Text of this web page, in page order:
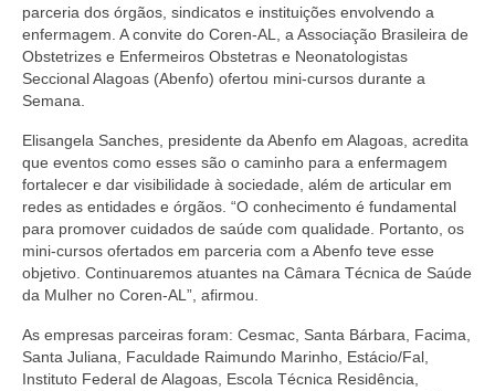
parceria dos órgãos, sindicatos e instituições envolvendo a
enfermagem. A convite do Coren-AL, a Associação Brasileira de
Obstetrizes e Enfermeiros Obstetras e Neonatologistas
Seccional Alagoas (Abenfo) ofertou mini-cursos durante a
Semana.
Elisangela Sanches, presidente da Abenfo em Alagoas, acredita
que eventos como esses são o caminho para a enfermagem
fortalecer e dar visibilidade à sociedade, além de articular em
redes as entidades e órgãos. “O conhecimento é fundamental
para promover cuidados de saúde com qualidade. Portanto, os
mini-cursos ofertados em parceria com a Abenfo teve esse
objetivo. Continuaremos atuantes na Câmara Técnica de Saúde
da Mulher no Coren-AL”, afirmou.
As empresas parceiras foram: Cesmac, Santa Bárbara, Facima,
Santa Juliana, Faculdade Raimundo Marinho, Estácio/Fal,
Instituto Federal de Alagoas, Escola Técnica Residência,